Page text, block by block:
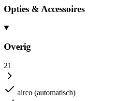
Opties & Accessoires
Overig
21
airco (automatisch)